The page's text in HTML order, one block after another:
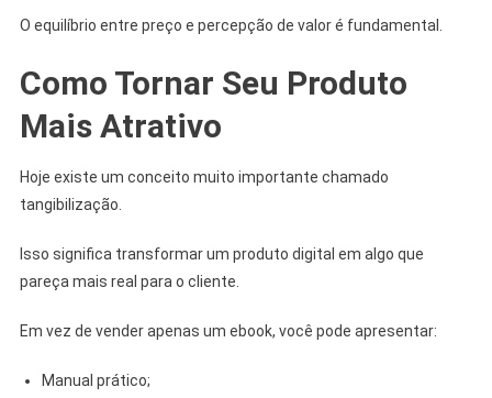
O equilíbrio entre preço e percepção de valor é fundamental.
Como Tornar Seu Produto
Mais Atrativo
Hoje existe um conceito muito importante chamado
tangibilização.
Isso significa transformar um produto digital em algo que
pareça mais real para o cliente.
Em vez de vender apenas um ebook, você pode apresentar:
Manual prático;